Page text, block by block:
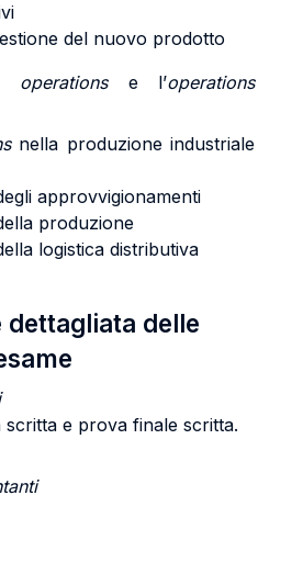
del nuovo prodotto
operations e l’operations
nella produzione industriale
approvvigionamenti
produzione
logistica distributiva
dettagliata delle
scritta e prova finale scritta.